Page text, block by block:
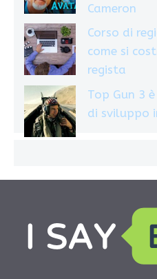
Cameron
Corso di
come si
regista
Top Gun 3
di sviluppo